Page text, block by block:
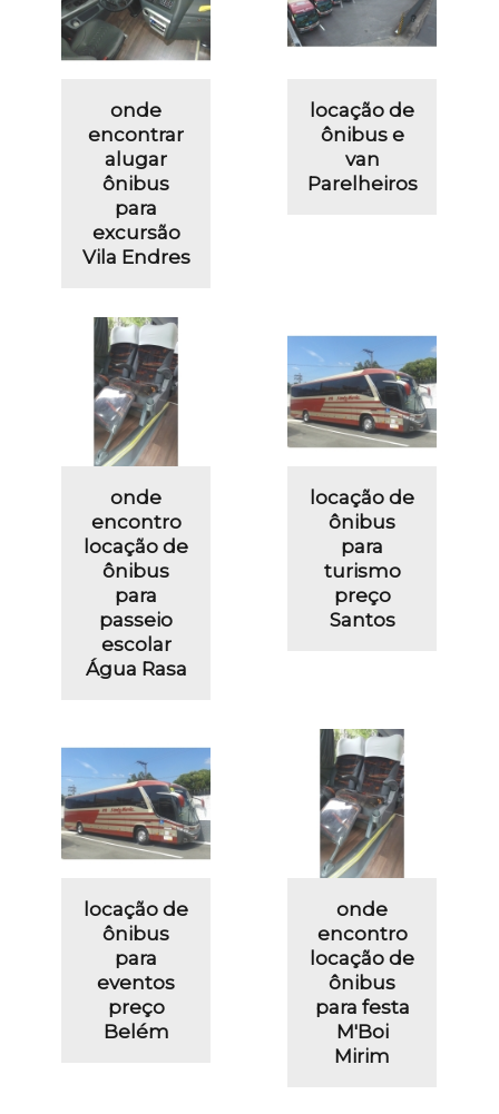
onde
encontrar
alugar
ônibus
para
excursão
Vila Endres
locação de
ônibus e
van
Parelheiros
onde
encontro
locação de
ônibus
para
passeio
escolar
Água Rasa
locação de
ônibus
para
turismo
preço
Santos
locação de
ônibus
para
eventos
preço
Belém
onde
encontro
locação de
ônibus
para festa
M'Boi
Mirim